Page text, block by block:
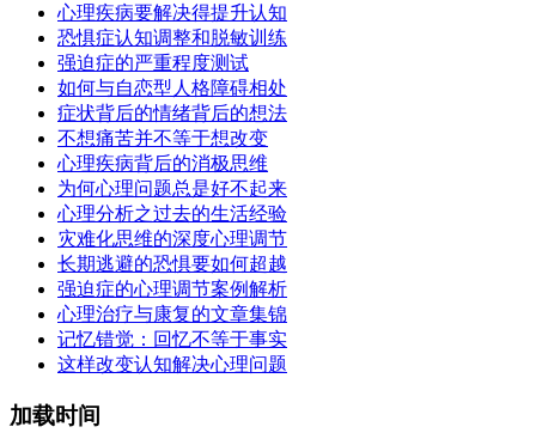
心理疾病要解决得提升认知
恐惧症认知调整和脱敏训练
强迫症的严重程度测试
如何与自恋型人格障碍相处
症状背后的情绪背后的想法
不想痛苦并不等于想改变
心理疾病背后的消极思维
为何心理问题总是好不起来
心理分析之过去的生活经验
灾难化思维的深度心理调节
长期逃避的恐惧要如何超越
强迫症的心理调节案例解析
心理治疗与康复的文章集锦
记忆错觉：回忆不等于事实
这样改变认知解决心理问题
加载时间